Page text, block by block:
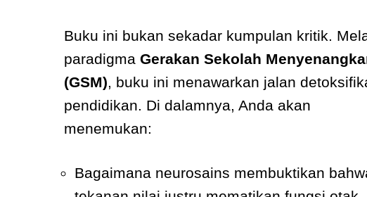
Buku ini bukan sekadar kumpulan kritik.
paradigmaGerakan Sekolah
(GSM), buku ini menawarkan jalan
pendidikan. Di dalamnya, Anda akan
menemukan:
Bagaimana neurosains membuktikan